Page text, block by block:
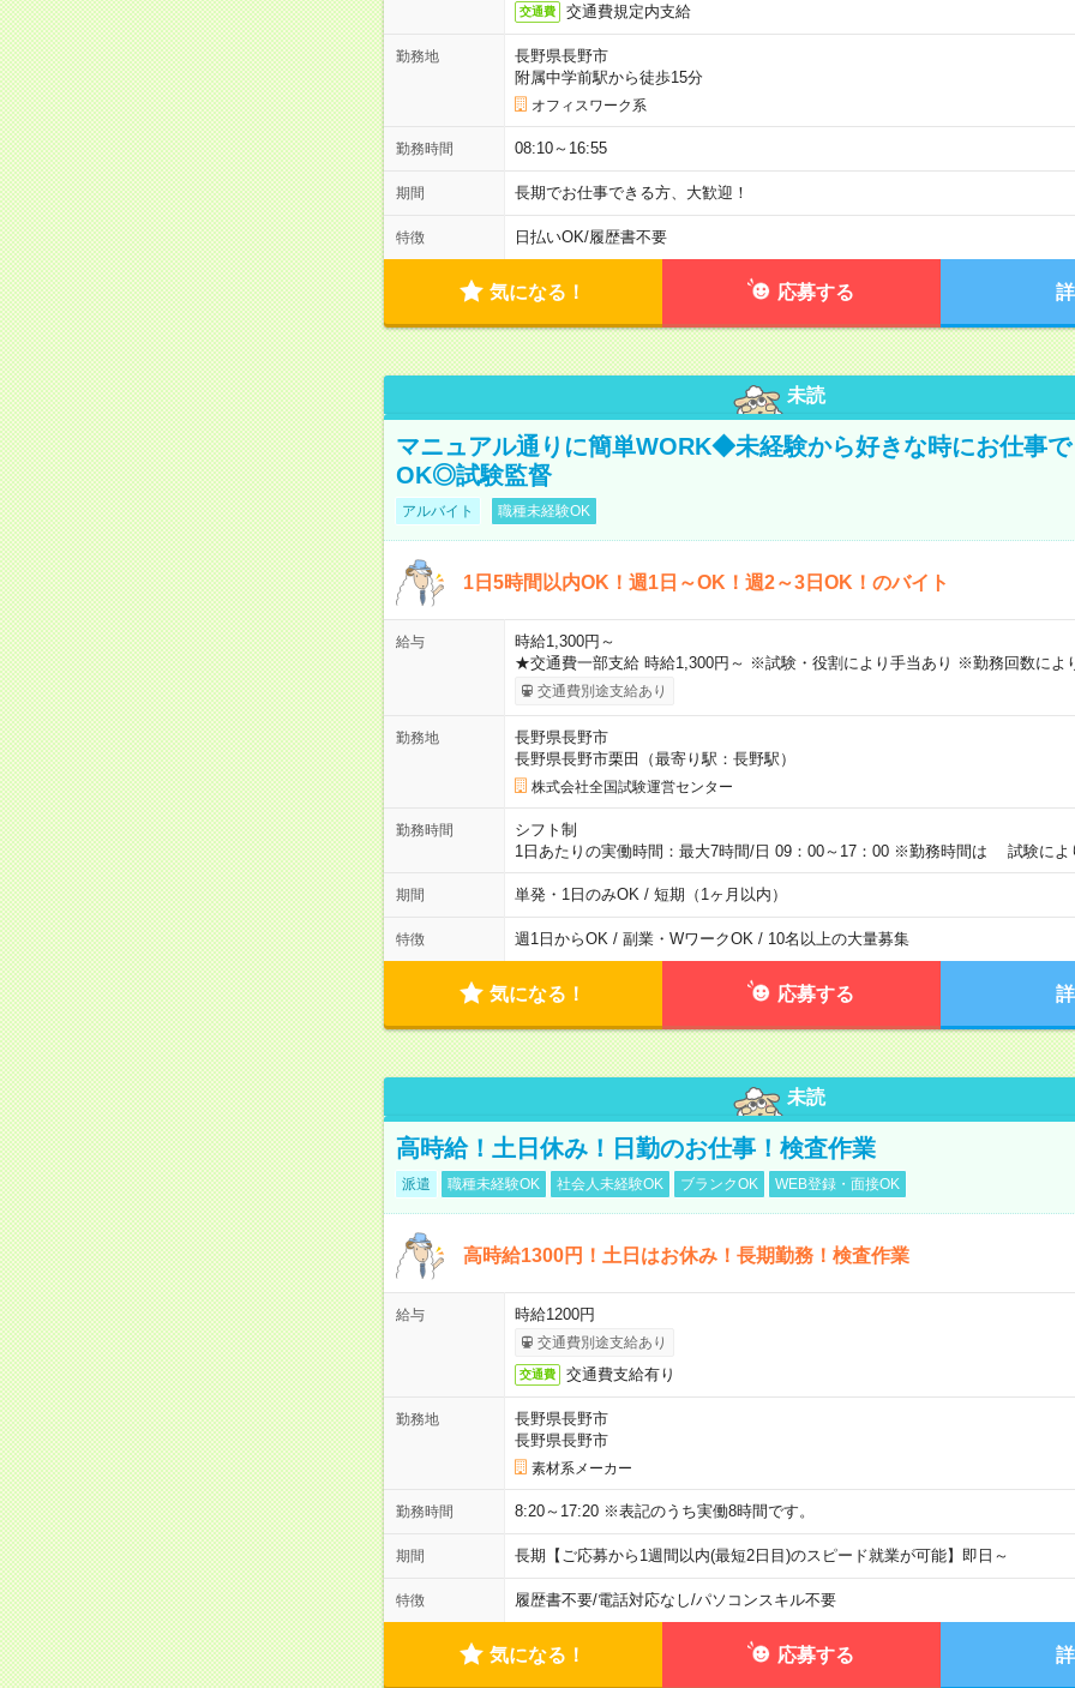
交通費 交通費規定内支給
勤務地
長野県長野市
附属中学前駅から徒歩15分
オフィスワーク系
勤務時間 08:10～16:55
期間 長期でお仕事できる方、大歓迎！
特徴 日払いOK/履歴書不要
気になる！ 応募する
未読
マニュアル通りに簡単WORK◆未経験から好きな時にお仕事
OK◎試験監督
アルバイト 職種未経験OK
1日5時間以内OK！週1日～OK！週2～3日OK！のバイト
給与
時給1,300円～
★交通費一部支給 時給1,300円～ ※試験・役割により手当あり ※勤務回数によ
交通費別途支給あり
勤務地
長野県長野市
長野県長野市栗田（最寄り駅：長野駅）
株式会社全国試験運営センター
勤務時間
シフト制
1日あたりの実働時間：最大7時間/日 09：00～17：00 ※勤務時間は 試験によ
期間 単発・1日のみOK / 短期（1ヶ月以内）
特徴 週1日からOK / 副業・WワークOK / 10名以上の大量募集
気になる！ 応募する
未読
高時給！土日休み！日勤のお仕事！検査作業
派遣 職種未経験OK 社会人未経験OK ブランクOK WEB登録・面接OK
高時給1300円！土日はお休み！長期勤務！検査作業
給与 時給1200円
交通費別途支給あり
交通費 交通費支給有り
勤務地
長野県長野市
長野県長野市
素材系メーカー
勤務時間 8:20～17:20 ※表記のうち実働8時間です。
期間 長期【ご応募から1週間以内(最短2日目)のスピード就業が可能】即日～
特徴 履歴書不要/電話対応なし/パソコンスキル不要
気になる！ 応募する